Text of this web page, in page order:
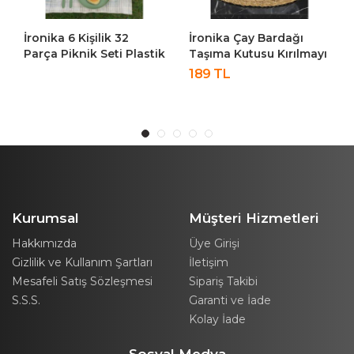
İronika Çay Bardağı
Taşıma Kutusu Kırılmayı
İronika 6 Kişilik 32
Parça Piknik Seti Plastik
Bardak Çatal Kaşık
Kurumsal
Hakkımızda
Gizlilik ve Kullanım Şartları
Mesafeli Satış Sözleşmesi
S.S.S.
Müşteri Hizmetleri
Üye Girişi
İletişim
Sipariş Takibi
Garanti ve İade
Kolay İade